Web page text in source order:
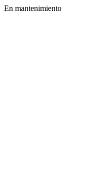
En mantenimiento